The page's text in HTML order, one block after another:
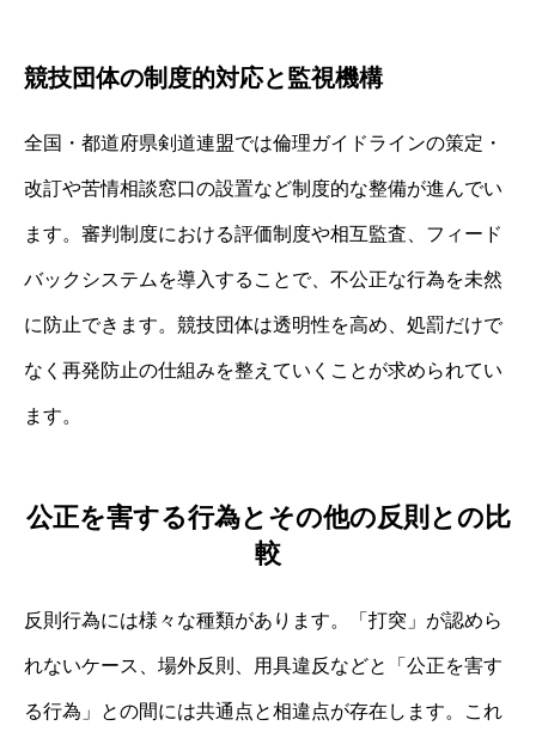
競技団体の制度的対応と監視機構
全国・都道府県剣道連盟では倫理ガイドラインの策定・
改訂や苦情相談窓口の設置など制度的な整備が進んでい
ます。審判制度における評価制度や相互監査、フィード
バックシステムを導入することで、不公正な行為を未然
に防止できます。競技団体は透明性を高め、処罰だけで
なく再発防止の仕組みを整えていくことが求められてい
ます。
公正を害する行為とその他の反則との比
較
反則行為には様々な種類があります。「打突」が認めら
れないケース、場外反則、用具違反などと「公正を害す
る行為」との間には共通点と相違点が存在します。これ